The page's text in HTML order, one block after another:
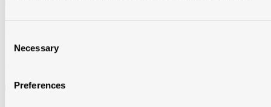
Selection
Necessary
Preferences
M033592
Op bestelling